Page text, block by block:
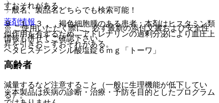
薬剤情報
ベタヒスチンメシル酸塩錠６ｍｇ「トーワ」
すおそれがある。
９．１．３． 褐色細胞腫のある患者：本剤はヒスタミン類
似作用を有するため、アドレナリンの過剰分泌により血圧上
昇を引きおこすおそれがある。
高齢者
減量するなど注意すること（一般に生理機能が低下してい
る）。
一般名、製品名どちらでも検索可能！
※ ご使用いただく際に、必ず最新の添付文書および安全性
情報も併せてご確認下さい。
※本製品は疾病の診断・治療・予防を目的としたプログラム